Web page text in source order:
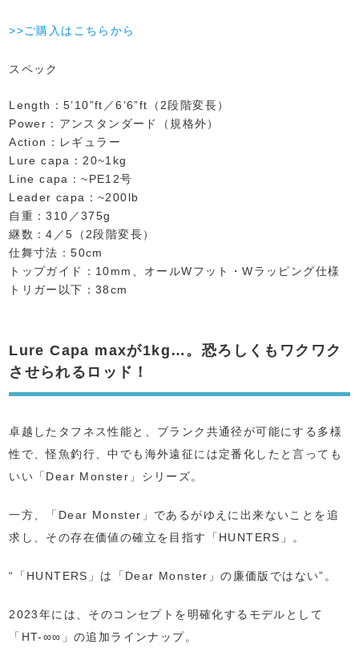
>>ご購入はこちらから
スペック
Length：5’10”ft／6’6”ft（2段階変長）
Power：アンスタンダード（規格外）
Action：レギュラー
Lure capa：20~1kg
Line capa：~PE12号
Leader capa：~200lb
自重：310／375g
継数：4／5（2段階変長）
仕舞寸法：50cm
トップガイド：10mm、オールWフット・Wラッピング仕様
トリガー以下：38cm
Lure Capa maxが1kg…。恐ろしくもワクワク
させられるロッド！
卓越したタフネス性能と、ブランク共通径が可能にする多様
性で、怪魚釣行、中でも海外遠征には定番化したと言っても
いい「Dear Monster」シリーズ。
一方、「Dear Monster」であるがゆえに出来ないことを追
求し、その存在価値の確立を目指す「HUNTERS」。
“「HUNTERS」は「Dear Monster」の廉価版ではない”。
2023年には、そのコンセプトを明確化するモデルとして
「HT-∞∞」の追加ラインナップ。